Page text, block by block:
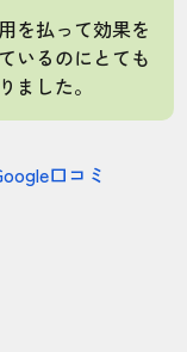
を払って効果を
いるのにとても
ました。
口コミ